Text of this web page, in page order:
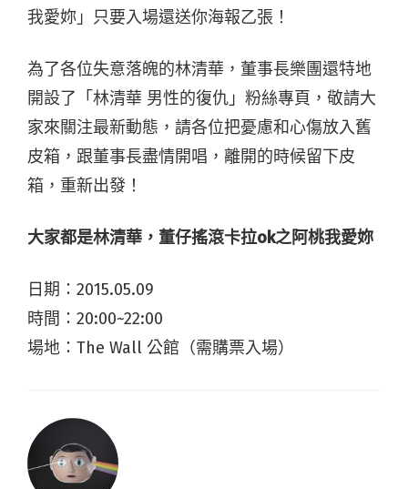
我愛妳」只要入場還送你海報乙張！
為了各位失意落魄的林清華，董事長樂團還特地
開設了「林清華 男性的復仇」粉絲專頁，敬請大
家來關注最新動態，請各位把憂慮和心傷放入舊
皮箱，跟董事長盡情開唱，離開的時候留下皮
箱，重新出發！
大家都是林清華，董仔搖滾卡拉ok之阿桃我愛妳
日期：2015.05.09
時間：20:00~22:00
場地：The Wall 公館（需購票入場）